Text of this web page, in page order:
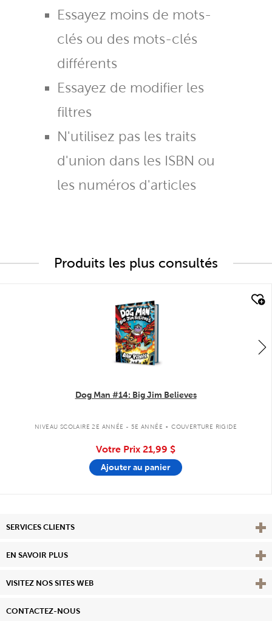
Essayez moins de mots-
clés ou des mots-clés
différents
Essayez de modifier les
filtres
N'utilisez pas les traits
d'union dans les ISBN ou
les numéros d'articles
Produits les plus consultés
Dog Man #14: Big Jim Believes
NIVEAU SCOLAIRE 2E ANNÉE - 5E ANNÉE . COUVERTURE RIGIDE
Votre Prix 21,99 $
Ajouter au panier
SERVICES CLIENTS
EN SAVOIR PLUS View
VISITEZ NOS SITES WEB
CONTACTEZ-NOUS